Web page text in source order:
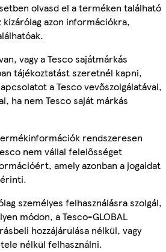
olvasd el a terméken található
azon információkra,
vagy a Tesco sajátmárkás
tájékoztatást szeretnél kapni,
a Tesco vevőszolgálatával,
ha nem Tesco saját márkás
rendszeresen
nem vállal felelősséget
amely azonban a jogaidat
személyes felhasználásra szolgál,
módon, a Tesco-GLOBAL
hozzájárulása nélkül, vagy
nélkül felhasználni.